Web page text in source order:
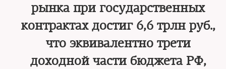
рынка при государственных
контрактах достиг 6,6 трлн руб.,
что эквивалентно трети
доходной части бюджета РФ,